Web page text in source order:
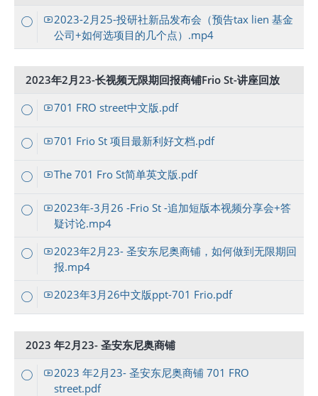
2023-2月25-投研社新品发布会（预告tax lien 基金
公司+如何选项目的几个点）.mp4
2023年2月23-长视频无限期回报商铺Frio St-讲座回放
701 FRO street中文版.pdf
701 Frio St 项目最新利好文档.pdf
The 701 Fro St简单英文版.pdf
2023年-3月26 -Frio St -追加短版本视频分享会+答
疑讨论.mp4
2023年2月23- 圣安东尼奥商铺，如何做到无限期回
报.mp4
2023年3月26中文版ppt-701 Frio.pdf
2023 年2月23- 圣安东尼奥商铺
2023 年2月23- 圣安东尼奥商铺 701 FRO
street.pdf